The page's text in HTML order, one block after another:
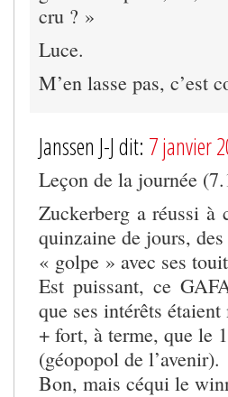
cru ? »
Luce.
M’en lasse pas, c’est
Janssen J-J dit: 7 janvier
Leçon de la journée
Zuckerberg a réussi à
quinzaine de jours,
« golpe » avec ses
Est puissant, ce
que ses intérêts
+ fort, à terme, que le
(géopopol de l’avenir).
Bon, mais céqui le